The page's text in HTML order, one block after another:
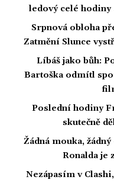
ledový celé
Srpnová obloha
Zatmění Slunce
Líbáš jako bůh:
Bartoška odmítl
Poslední hodiny
skutečně
Žádná mouka,
Ronalda je
Nezápasím v